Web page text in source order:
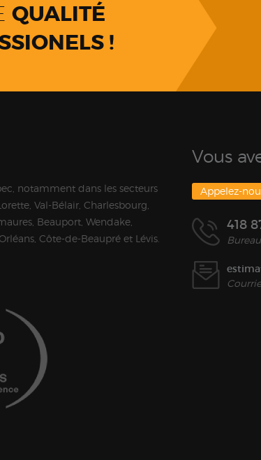
QUALITÉ
!
notamment dans les secteurs
Val-Bélair, Charlesbourg,
Beauport, Wendake,
Côte-de-Beaupré et Lévis.
Vous
Appelez-
418
Bureau